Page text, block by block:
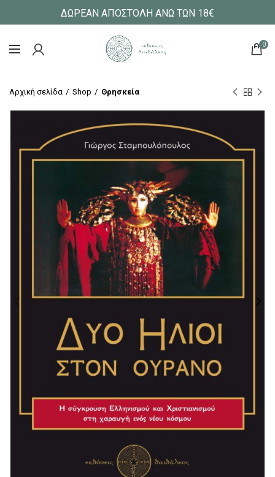
ΔΩΡΕΑΝ ΑΠΟΣΤΟΛΗ ΑΝΩ ΤΩΝ 18€
0
Αρχική σελίδα Shop Θρησκεία
Προβολή Βίντεο